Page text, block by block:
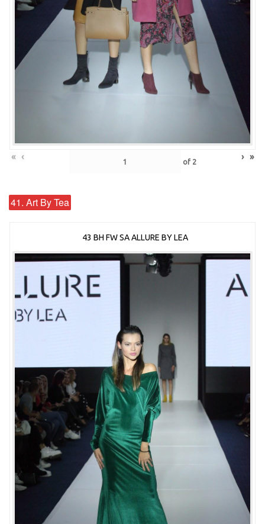
« ‹ of 2 › »
41. Art By Tea
43 BH FW SA ALLURE BY LEA